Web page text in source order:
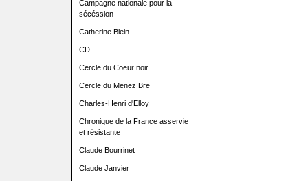
Campagne nationale pour la
sécéssion
Catherine Blein
CD
Cercle du Coeur noir
Cercle du Menez Bre
Charles-Henri d'Elloy
Chronique de la France asservie
et résistante
Claude Bourrinet
Claude Janvier